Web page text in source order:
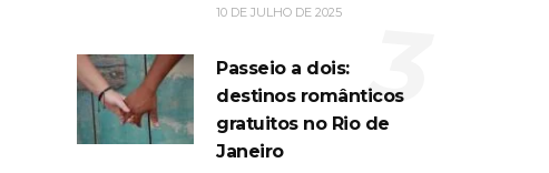
10 DE JULHO DE 2025
Passeio a dois:
destinos românticos
gratuitos no Rio de
Janeiro
3